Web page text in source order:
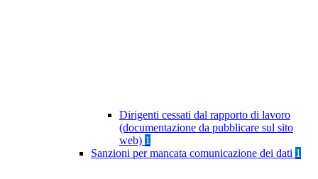
Dirigenti cessati dal rapporto di lavoro
(documentazione da pubblicare sul sito
web) 1
Sanzioni per mancata comunicazione dei dati 1